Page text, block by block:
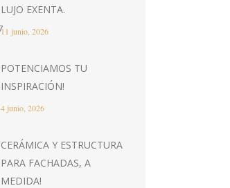
LUJO EXENTA.
11 junio, 2026
POTENCIAMOS TU
INSPIRACIÓN!
4 junio, 2026
CERÁMICA Y ESTRUCTURA
PARA FACHADAS, A
MEDIDA!